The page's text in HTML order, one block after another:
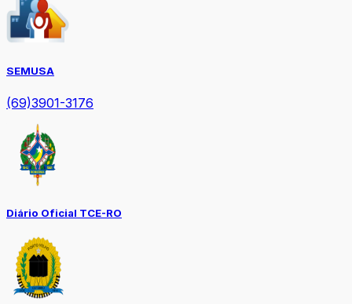
SEMUSA
(69)3901-3176
Diário Oficial TCE-RO